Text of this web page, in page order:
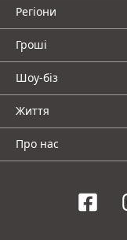
Регіони
Гроші
Шоу-біз
Життя
Про нас